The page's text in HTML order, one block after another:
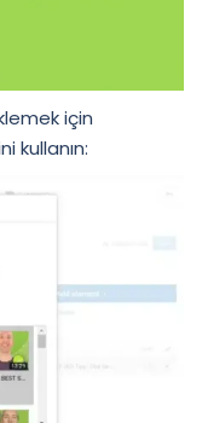
için
kullanın: